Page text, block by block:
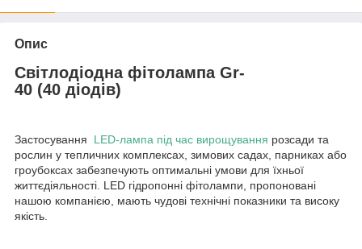
Опис
Світлодіодна фітолампа Gr-
40 (40 діодів)
Застосування LED-лампа під час вирощування розсади та
рослин у тепличних комплексах, зимових садах, парниках або
гроубоксах забезпечують оптимальні умови для їхньої
життєдіяльності. LED гідропонні фітолампи, пропоновані
нашою компанією, мають чудові технічні показники та високу
якість.